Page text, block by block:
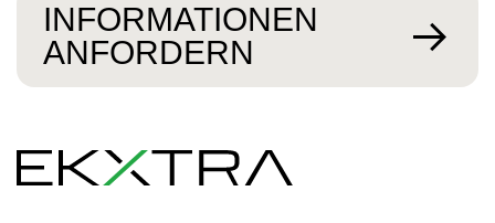
INFORMATIONEN
ANFORDERN